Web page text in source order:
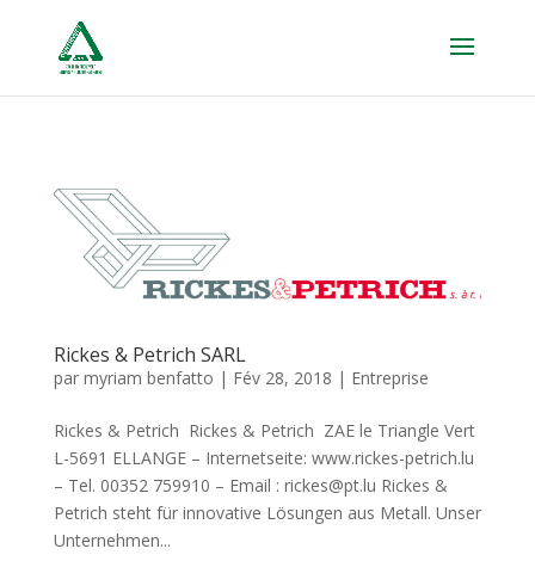
Rickes & Petrich SARL
par myriam benfatto | Fév 28, 2018 | Entreprise
Rickes & Petrich Rickes & Petrich ZAE le Triangle Vert
L-5691 ELLANGE – Internetseite: www.rickes-petrich.lu
– Tel. 00352 759910 – Email : rickes@pt.lu Rickes &
Petrich steht für innovative Lösungen aus Metall. Unser
Unternehmen...